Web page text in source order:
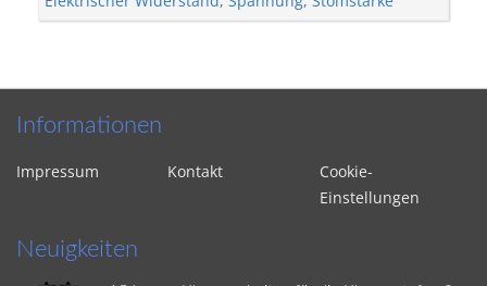
Informationen
Impressum Kontakt
Cookie-
Einstellungen
Neuigkeiten